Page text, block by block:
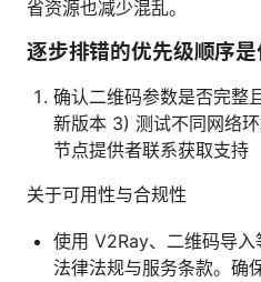
省资源也减少混乱。
逐步排错的优先级顺序是
确认二维码参数是否完整
新版本 3) 测试不同网络
节点提供者联系获取支持
关于可用性与合规性
使用 V2Ray、二维码导
法律法规与服务条款。确